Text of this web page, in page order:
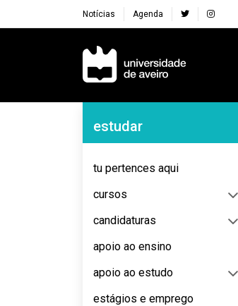
Notícias Agenda
Navegação Principal
Navegação Lateral
estudar
tu pertences aqui
cursos
candidaturas
apoio ao ensino
apoio ao estudo
estágios e emprego